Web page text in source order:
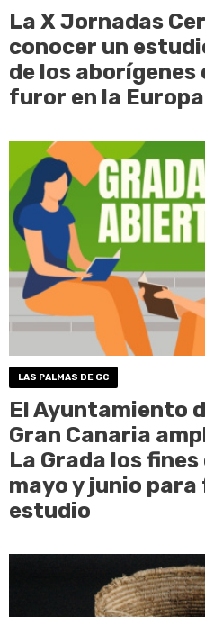
La X Jornadas
conocer un
de los
furor en la
LAS PALMAS DE GC
El Ayuntamiento
Gran Canaria
La Grada los fines
mayo y junio
estudio